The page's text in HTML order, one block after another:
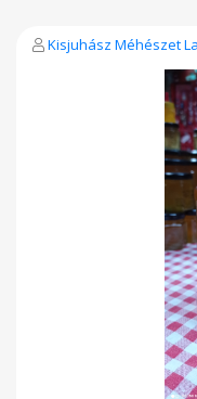
Kisjuhász Méhészet